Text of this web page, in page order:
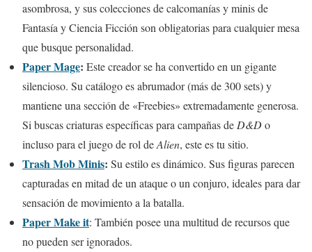
asombrosa, y sus colecciones de calcomanías y minis de
Fantasía y Ciencia Ficción son obligatorias para cualquier mesa
que busque personalidad.
Paper Mage: Este creador se ha convertido en un gigante
silencioso. Su catálogo es abrumador (más de 300 sets) y
mantiene una sección de «Freebies» extremadamente generosa.
Si buscas criaturas específicas para campañas deD&Do
incluso para el juego de rol deAlien, este es tu sitio.
Trash Mob Minis: Su estilo es dinámico. Sus figuras parecen
capturadas en mitad de un ataque o un conjuro, ideales para dar
sensación de movimiento a la batalla.
Paper Make it: También posee una multitud de recursos que
no pueden ser ignorados.